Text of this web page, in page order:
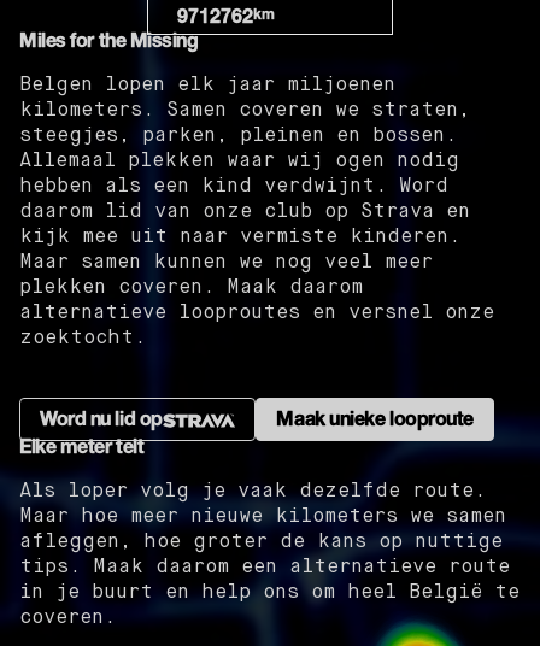
9712762km
Miles for the Missing
Belgen lopen elk jaar miljoenen
kilometers. Samen coveren we straten,
steegjes, parken, pleinen en bossen.
Allemaal plekken waar wij ogen nodig
hebben als een kind verdwijnt. Word
daarom lid van onze club op Strava en
kijk mee uit naar vermiste kinderen.
Maar samen kunnen we nog veel meer
plekken coveren. Maak daarom
alternatieve looproutes en versnel onze
zoektocht.
Word nu lid op
Maak unieke looproute
Elke meter telt
Als loper volg je vaak dezelfde route.
Maar hoe meer nieuwe kilometers we samen
afleggen, hoe groter de kans op nuttige
tips. Maak daarom een alternatieve route
in je buurt en help ons om heel België te
coveren.